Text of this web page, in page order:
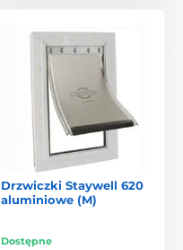
Drzwiczki Staywell 620
aluminiowe (M)
Dostępne